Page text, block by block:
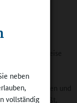
neben
vollständig
wir uns
in den
beispielsweise
die
bei uns im
sind willkommen und
nicht heißt,